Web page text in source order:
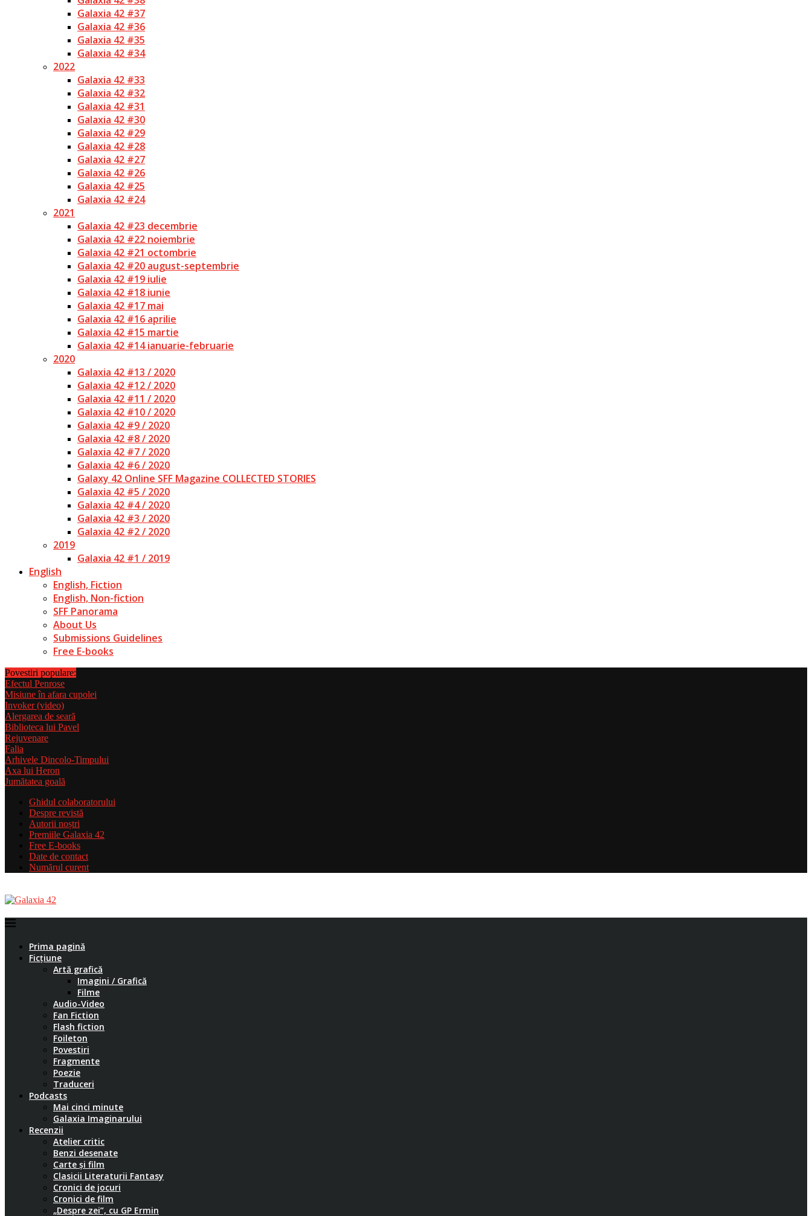
Galaxia 42 #37
Galaxia 42 #36
Galaxia 42 #35
Galaxia 42 #34
2022
Galaxia 42 #33
Galaxia 42 #32
Galaxia 42 #31
Galaxia 42 #30
Galaxia 42 #29
Galaxia 42 #28
Galaxia 42 #27
Galaxia 42 #26
Galaxia 42 #25
Galaxia 42 #24
2021
Galaxia 42 #23 decembrie
Galaxia 42 #22 noiembrie
Galaxia 42 #21 octombrie
Galaxia 42 #20 august-septembrie
Galaxia 42 #19 iulie
Galaxia 42 #18 iunie
Galaxia 42 #17 mai
Galaxia 42 #16 aprilie
Galaxia 42 #15 martie
Galaxia 42 #14 ianuarie-februarie
2020
Galaxia 42 #13 / 2020
Galaxia 42 #12 / 2020
Galaxia 42 #11 / 2020
Galaxia 42 #10 / 2020
Galaxia 42 #9 / 2020
Galaxia 42 #8 / 2020
Galaxia 42 #7 / 2020
Galaxia 42 #6 / 2020
Galaxy 42 Online SFF Magazine COLLECTED STORIES
Galaxia 42 #5 / 2020
Galaxia 42 #4 / 2020
Galaxia 42 #3 / 2020
Galaxia 42 #2 / 2020
2019
Galaxia 42 #1 / 2019
English
English, Fiction
English, Non-fiction
SFF Panorama
About Us
Submissions Guidelines
Free E-books
Povestiri populare:
Efectul Penrose
Misiune în afara cupolei
Invoker (video)
Alergarea de seară
Biblioteca lui Pavel
Rejuvenare
Falia
Arhivele Dincolo-Timpului
Axa lui Heron
Jumătatea goală
Ghidul colaboratorului
Despre revistă
Autorii noștri
Premiile Galaxia 42
Free E-books
Date de contact
Numărul curent
Prima pagină
Ficțiune
Artă grafică
Imagini / Grafică
Filme
Audio-Video
Fan Fiction
Flash fiction
Foileton
Povestiri
Fragmente
Poezie
Traduceri
Podcasts
Mai cinci minute
Galaxia Imaginarului
Recenzii
Atelier critic
Benzi desenate
Carte și film
Clasicii Literaturii Fantasy
Cronici de jocuri
Cronici de film
„Despre zei”, cu GP Ermin